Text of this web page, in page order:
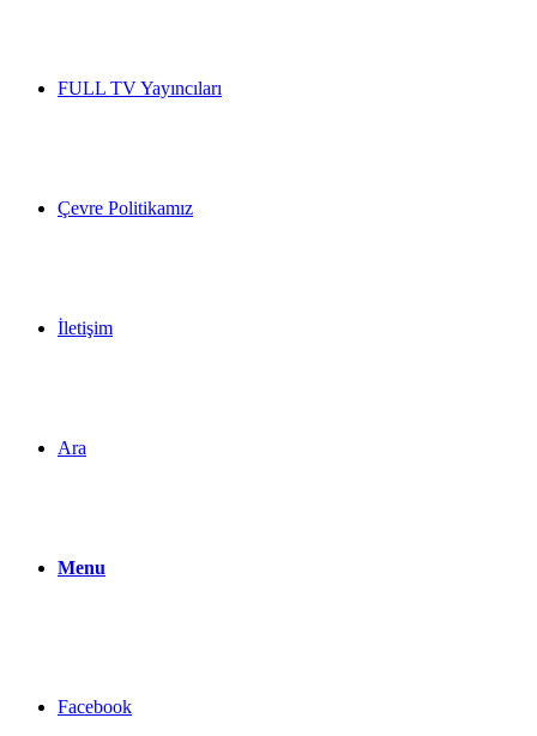
FULL TV Yayıncıları
Çevre Politikamız
İletişim
Ara
Menu
Facebook